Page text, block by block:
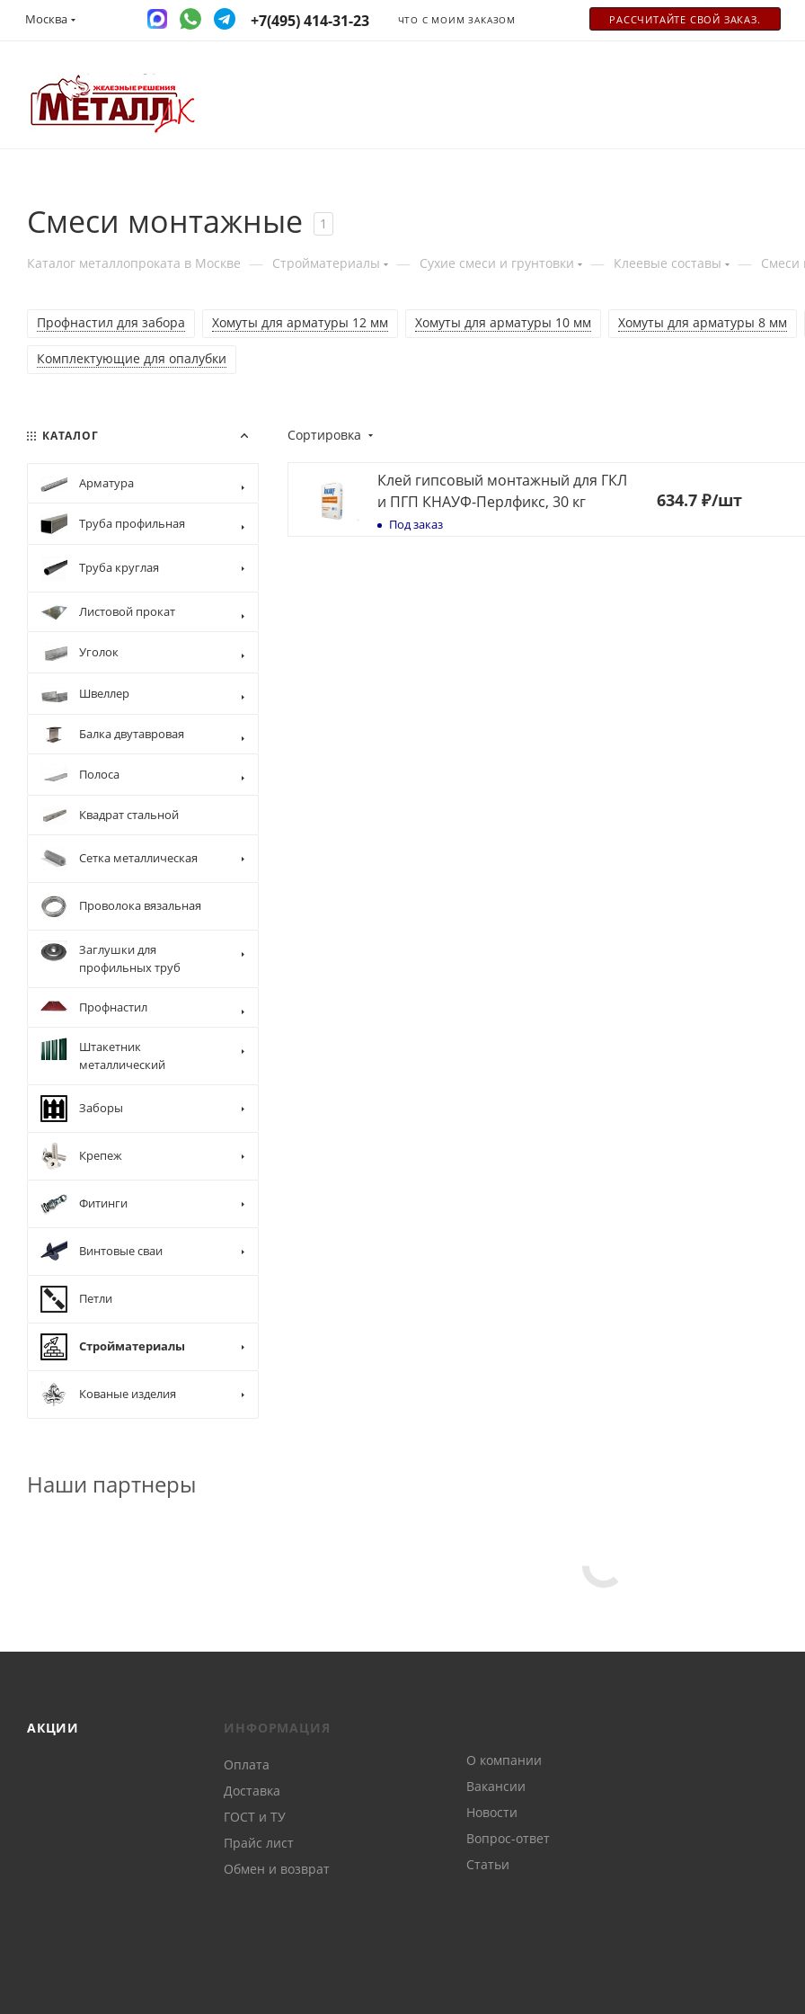
Москва +7(495) 414-31-23 ЧТО С МОИМ ЗАКАЗОМ РАСCЧИТАЙТЕ СВОЙ ЗАКАЗ.
Смеси монтажные 1
Каталог металлопроката в Москве — Стройматериалы — Сухие смеси и грунтовки — Клеевые составы — Смеси
Профнастил для забора Хомуты для арматуры 12 мм Хомуты для арматуры 10 мм Хомуты для арматуры 8 мм
Комплектующие для опалубки
Сортировка
Клей гипсовый монтажный для ГКЛ
и ПГП КНАУФ-Перлфикс, 30 кг
Под заказ
634.7 ₽/шт
КАТАЛОГ
Арматура
Труба профильная
Труба круглая
Листовой прокат
Уголок
Швеллер
Балка двутавровая
Полоса
Квадрат стальной
Сетка металлическая
Проволока вязальная
Заглушки для
профильных труб
Профнастил
Штакетник
металлический
Заборы
Крепеж
Фитинги
Винтовые сваи
Петли
Стройматериалы
Кованые изделия
Наши партнеры
АКЦИИ ИНФОРМАЦИЯ
Оплата
Доставка
ГОСТ и ТУ
Прайс лист
Обмен и возврат
О компании
Вакансии
Новости
Вопрос-ответ
Статьи